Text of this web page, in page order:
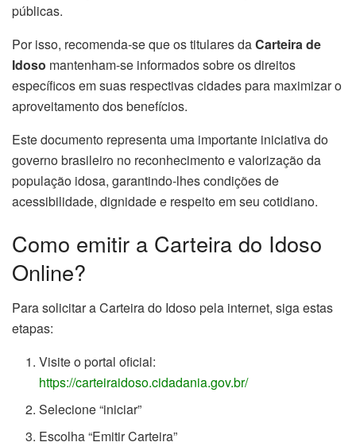
públicas.
Por isso, recomenda-se que os titulares daCarteira de
Idoso mantenham-se informados sobre os direitos
específicos em suas respectivas cidades para maximizar o
aproveitamento dos benefícios.
Este documento representa uma importante iniciativa do
governo brasileiro no reconhecimento e valorização da
população idosa, garantindo-lhes condições de
acessibilidade, dignidade e respeito em seu cotidiano.
Como emitir a Carteira do Idoso
Online?
Para solicitar a Carteira do Idoso pela internet, siga estas
etapas:
Visite o portal oficial:
https://carteiraidoso.cidadania.gov.br/
Selecione “iniciar”
Escolha “Emitir Carteira”